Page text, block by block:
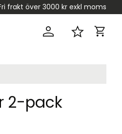
frakt över 3000 kr exkl moms
Favoriter
2-pack